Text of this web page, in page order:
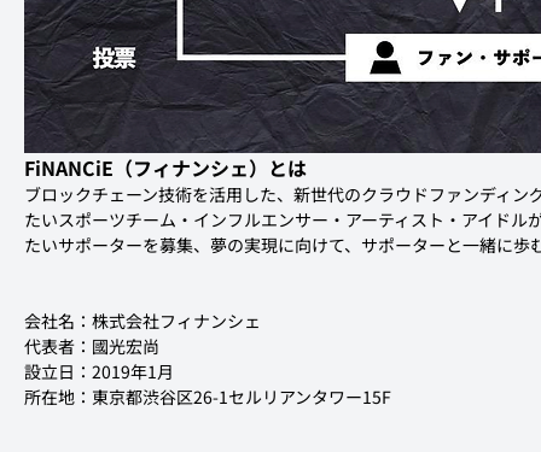
FiNANCiE（フィナンシェ）とは
ブロックチェーン技術を活用した、新世代のクラウドファンディ
たいスポーツチーム・インフルエンサー・アーティスト・アイド
たいサポーターを募集、夢の実現に向けて、サポーターと一緒に
会社名：株式会社フィナンシェ
代表者：國光宏尚
設立日：2019年1月
所在地：東京都渋谷区26-1セルリアンタワー15F